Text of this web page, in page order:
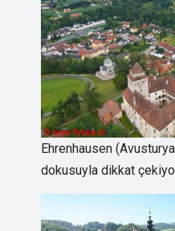
Ehrenhausen
dokusuyla dikkat